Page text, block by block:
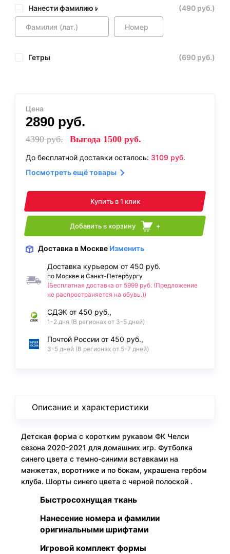
Нанести фамилию и номер (490 руб.)
Гетры (690 руб.)
Цена
2890 руб.
4390руб. Выгода 1500 руб.
До бесплатной доставки осталось: 3109 руб.
Посмотреть ещё товары
Купить в 1 клик
Добавить в корзину +
Доставка в Москве Изменить
Доставка курьером от 450 руб.
по Москве и Санкт-Петербургу
(Бесплатная доставка от 5999 руб. (Предложение
не распространяется на обувь.))
СДЭК от 450 руб.,
1-2 дня (В регионах от 3-5 дней)
Почтой России от 450 руб.,
3-5 дней (В регионах от 5-7 дней)
Описание и характеристики
Детская форма с коротким рукавом ФК Челси
сезона 2020-2021 для домашних игр. Футболка
синего цвета с темно-синими вставками на
манжетах, воротнике и по бокам, украшена гербом
клуба. Шорты синего цвета с черной полоской .
Быстросохнущая ткань
Нанесение номера и фамилии
оригинальными шрифтами
Игровой комплект формы